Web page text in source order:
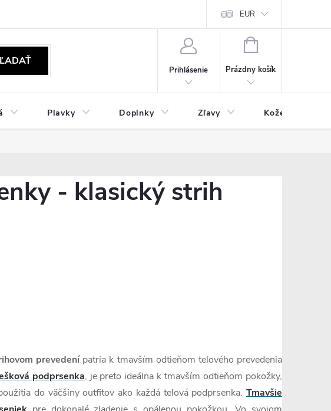
EUR
Prihlásenie
NÁKUPNÝ
Prázdny košík
Plavky Doplnky Zľavy Kožený tovar
- klasický strih
prevedenípatria k tmavším odtieňom telového prevedenia
podprsenka, je preto ideálna k tmavším odtieňom pokožky,
do väčšiny outfitov ako každá telová podprsenka. Tmavšie